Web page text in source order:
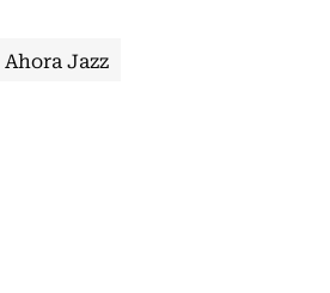
Ahora Jazz